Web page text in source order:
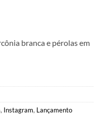
branca e pérolas em
, Instagram, Lançamento